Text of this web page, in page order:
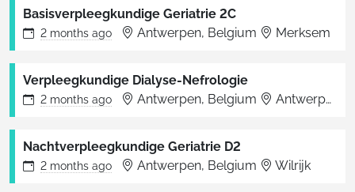
Basisverpleegkundige Geriatrie 2C
2 months ago Antwerpen, Belgium Merksem
Verpleegkundige Dialyse-Nefrologie
2 months ago Antwerpen, Belgium Antwerpen
Nachtverpleegkundige Geriatrie D2
2 months ago Antwerpen, Belgium Wilrijk